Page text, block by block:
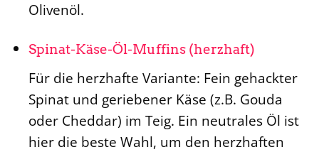
Olivenöl.
Spinat-Käse-Öl-Muffins (herzhaft)
Für die herzhafte Variante: Fein gehackter
Spinat und geriebener Käse (z.B. Gouda
oder Cheddar) im Teig. Ein neutrales Öl ist
hier die beste Wahl, um den herzhaften